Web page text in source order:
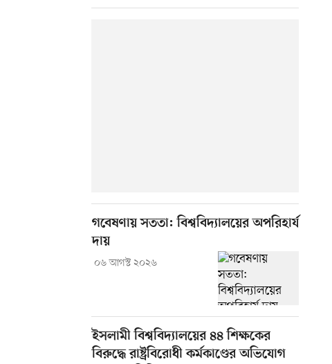
গবেষণায় সততা: বিশ্ববিদ্যালয়ের অপরিহার্য
দায়
০৬ আগস্ট ২০২৬
ইসলামী বিশ্ববিদ্যালয়ের ৪৪ শিক্ষকের
বিরুদ্ধে রাষ্ট্রবিরোধী কর্মকাণ্ডের অভিযোগ